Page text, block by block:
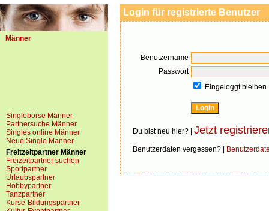
Männer
Singlebörse Männer
Partnersuche Männer
Singles online Männer
Neue Single Männer
Freitzeitpartner Männer
Freizeitpartner suchen
Sportpartner
Urlaubspartner
Hobbypartner
Tanzpartner
Kurse-Bildungspartner
Login für registrierte Benutzer
Benutzername
Passwort
Eingeloggt bleiben
Du bist neu hier? | Jetzt
Benutzerdaten vergessen? |